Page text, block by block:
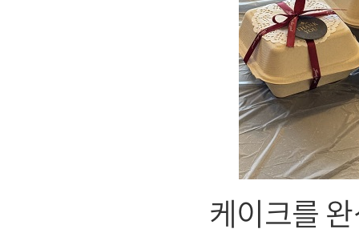
케이크를